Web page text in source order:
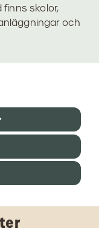
skolor,
och